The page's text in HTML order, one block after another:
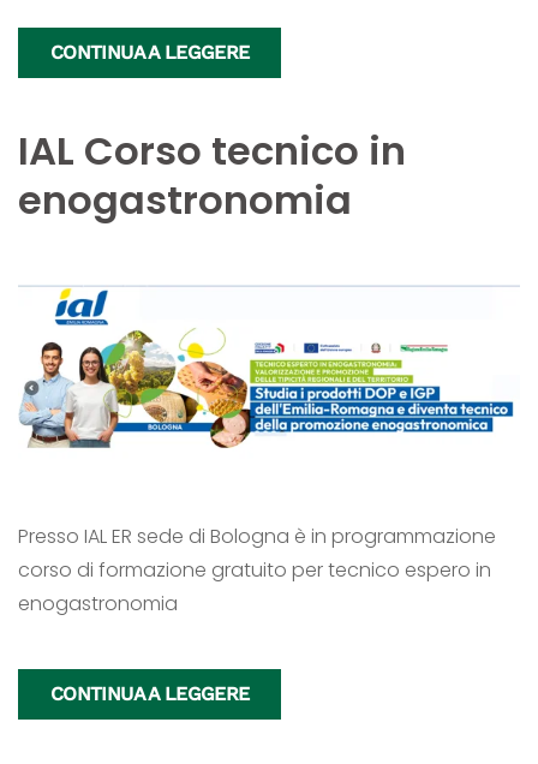
CONTINUA A LEGGERE
IAL Corso tecnico in
enogastronomia
Presso IAL ER sede di Bologna è in programmazione
corso di formazione gratuito per tecnico espero in
enogastronomia
CONTINUA A LEGGERE